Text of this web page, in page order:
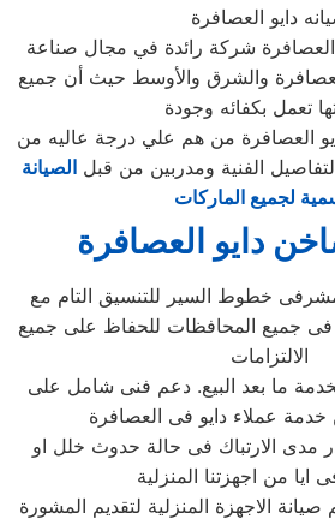
دايو العصافرة
العصافرة شركة رائدة في مجال صناعة
العصافرة والشرق والأوسط حيث أن جميع
تعمل بكفائه وجودة
العصافرة من هم علي درجة عاليه من
الفنية ومدربين من قبل الصيانة
لجميع الماركات
دايو العصافرة
خطوط السير للتنسيق التام مع
فى جميع المحافظات للحفاظ على جميع
الالتزامات
ما بعد البيع. دعم فنى شامل على
مدى الارتباك فى حالة حدوث خلل او
الاجهزة المنزلية لتقديم المشورة